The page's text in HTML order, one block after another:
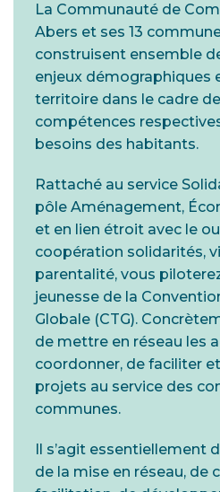
La Communauté de
Abers et ses 13
construisent ensemble
enjeux démographiques
territoire dans le cadre
compétences
besoins des habitants.
Rattaché au service
pôle Aménagement,
et en lien étroit avec le
coopération solidarités,
parentalité, vous
jeunesse de la
Globale (CTG).
de mettre en réseau les
coordonner, de faciliter
projets au service des
communes.
Il s’agit essentiellement
de la mise en réseau, de